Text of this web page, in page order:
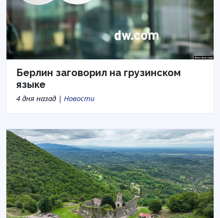
Берлин заговорил на грузинском
языке
4 дня назад | Новости